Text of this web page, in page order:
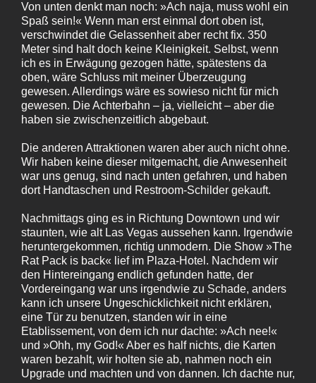
Von unten denkt man noch: »Ach naja, muss wohl ein
Spaß sein!« Wenn man erst einmal dort oben ist,
verschwindet die Gelassenheit aber recht fix. 350
Meter sind halt doch keine Kleinigkeit. Selbst, wenn
ich es in Erwägung gezogen hätte, spätestens da
oben, wäre Schluss mit meiner Überzeugung
gewesen. Allerdings wäre es sowieso nicht für mich
gewesen. Die Achterbahn – ja, vielleicht – aber die
haben sie zwischenzeitlich abgebaut.
Die anderen Attraktionen waren aber auch nicht ohne.
Wir haben keine dieser mitgemacht, die Anwesenheit
war uns genug, sind nach unten gefahren, und haben
dort Handtaschen und Restroom-Schilder gekauft.
Nachmittags ging es in Richtung Downtown und wir
staunten, wie alt Las Vegas aussehen kann. Irgendwie
heruntergekommen, richtig unmodern. Die Show »The
Rat Pack is back« lief im Plaza-Hotel. Nachdem wir
den Hintereingang endlich gefunden hatte, der
Vordereingang war uns irgendwie zu Schade, anders
kann ich unsere Ungeschicklichkeit nicht erklären,
eine Tür zu benutzen, standen wir in eine
Etablissement, von dem ich nur dachte: »Ach nee!«
und »Ohh, my God!« Aber es half nichts, die Karten
waren bezahlt, wir holten sie ab, nahmen noch ein
Upgrade und machten und von dannen. Ich dachte nur,